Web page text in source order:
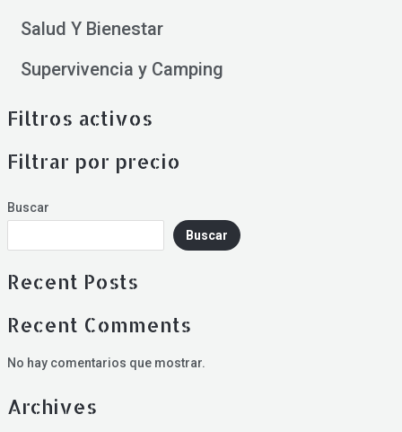
Salud Y Bienestar
Supervivencia y Camping
Filtros activos
Filtrar por precio
Buscar
Buscar
Recent Posts
Recent Comments
No hay comentarios que mostrar.
Archives